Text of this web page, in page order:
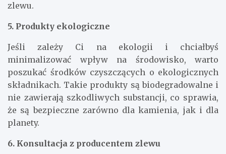
zlewu.
5. Produkty ekologiczne
Jeśli zależy Ci na ekologii i chciałbyś
minimalizować wpływ na środowisko, warto
poszukać środków czyszczących o ekologicznych
składnikach. Takie produkty są biodegradowalne i
nie zawierają szkodliwych substancji, co sprawia,
że są bezpieczne zarówno dla kamienia, jak i dla
planety.
6. Konsultacja z producentem zlewu